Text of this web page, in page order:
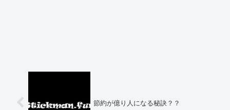
節約が億り人になる秘訣？？